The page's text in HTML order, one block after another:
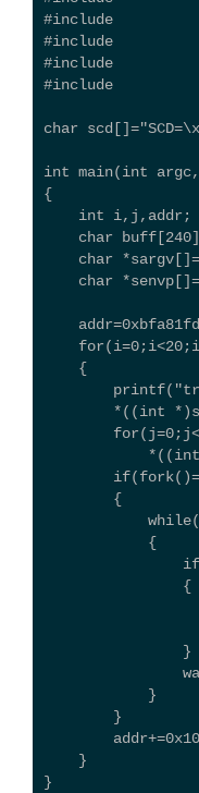
#include
#include
#include
#include
char
int main(int
{
int i,j,addr;
char
char
char
{
printf("try
*((int
*((int
{
{
{
}
}
}
}
}